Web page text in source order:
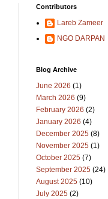
Contributors
Lareb Zameer
NGO DARPAN
Blog Archive
June 2026 (1)
March 2026 (9)
February 2026 (2)
January 2026 (4)
December 2025 (8)
November 2025 (1)
October 2025 (7)
September 2025 (24)
August 2025 (10)
July 2025 (2)